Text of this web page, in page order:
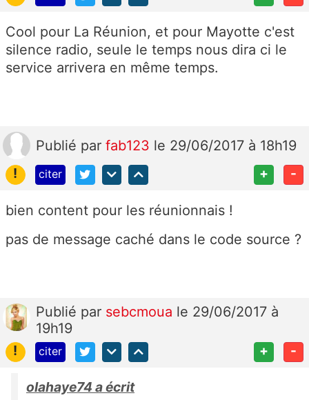
Cool pour La Réunion, et pour Mayotte c'est
silence radio, seule le temps nous dira ci le
service arrivera en même temps.
Publié par fab123 le 29/06/2017 à 18h19
!
citer + -
bien content pour les réunionnais !
pas de message caché dans le code source ?
Publié par sebcmoua le 29/06/2017 à
19h19
!
citer + -
olahaye74 a écrit